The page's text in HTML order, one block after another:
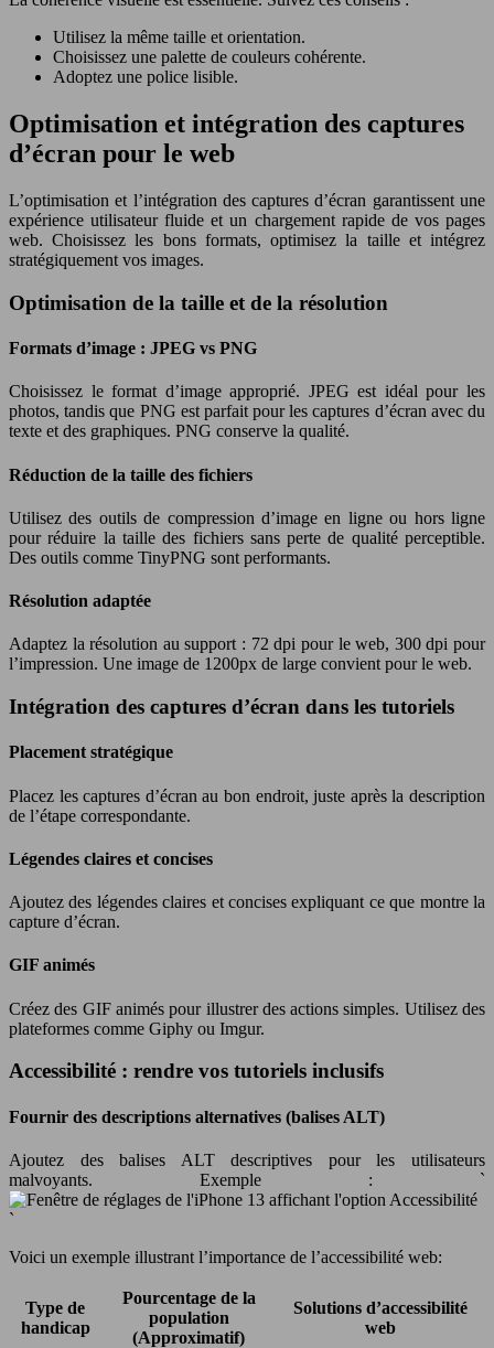
Utilisez la même taille et orientation.
Choisissez une palette de couleurs cohérente.
Adoptez une police lisible.
Optimisation et intégration des captures
d’écran pour le web
L’optimisation et l’intégration des captures d’écran garantissent une
expérience utilisateur fluide et un chargement rapide de vos pages
web. Choisissez les bons formats, optimisez la taille et intégrez
stratégiquement vos images.
Optimisation de la taille et de la résolution
Formats d’image : JPEG vs PNG
Choisissez le format d’image approprié. JPEG est idéal pour les
photos, tandis que PNG est parfait pour les captures d’écran avec du
texte et des graphiques. PNG conserve la qualité.
Réduction de la taille des fichiers
Utilisez des outils de compression d’image en ligne ou hors ligne
pour réduire la taille des fichiers sans perte de qualité perceptible.
Des outils comme TinyPNG sont performants.
Résolution adaptée
Adaptez la résolution au support : 72 dpi pour le web, 300 dpi pour
l’impression. Une image de 1200px de large convient pour le web.
Intégration des captures d’écran dans les tutoriels
Placement stratégique
Placez les captures d’écran au bon endroit, juste après la description
de l’étape correspondante.
Légendes claires et concises
Ajoutez des légendes claires et concises expliquant ce que montre la
capture d’écran.
GIF animés
Créez des GIF animés pour illustrer des actions simples. Utilisez des
plateformes comme Giphy ou Imgur.
Accessibilité : rendre vos tutoriels inclusifs
Fournir des descriptions alternatives (balises ALT)
Ajoutez des balises ALT descriptives pour les utilisateurs
malvoyants. Exemple : `
`
Voici un exemple illustrant l’importance de l’accessibilité web:
Type de
handicap
Pourcentage de la
population
(Approximatif)
Solutions d’accessibilité
web